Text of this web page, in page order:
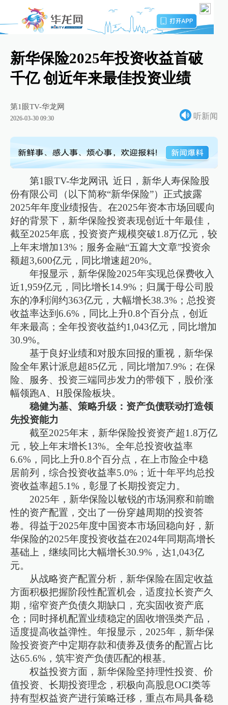
新华保险2025年投资收益首破
千亿 创近年来最佳投资业绩
第1眼TV-华龙网
2026-03-30 09:30 听新闻
第1眼TV-华龙网讯 近日，新华人寿保险股
份有限公司（以下简称“新华保险”）正式披露
2025年年度业绩报告。在2025年资本市场回暖向
好的背景下，新华保险投资表现创近十年最佳，
截至2025年底，投资资产规模突破1.8万亿元，较
上年末增加13%；服务金融“五篇大文章”投资余
额超3,600亿元，同比增速超20%。
年报显示，新华保险2025年实现总保费收入
近1,959亿元，同比增长14.9%；归属于母公司股
东的净利润约363亿元，大幅增长38.3%；总投资
收益率达到6.6%，同比上升0.8个百分点，创近
年来最高；全年投资收益约1,043亿元，同比增加
30.9%。
基于良好业绩和对股东回报的重视，新华保
险全年累计派息超85亿元，同比增加7.9%；在保
险、服务、投资三端同步发力的带领下，股价涨
幅领跑A、H股保险板块。
稳健为基、策略升级：资产负债联动打造领
先投资能力
截至2025年末，新华保险投资资产超1.8万亿
元，较上年末增长13%。全年总投资收益率
6.6%，同比上升0.8个百分点，在上市险企中稳
居前列，综合投资收益率5.0%；近十年平均总投
资收益率超5.1%，彰显了长期投资定力。
2025年，新华保险以敏锐的市场洞察和前瞻
性的资产配置，交出了一份穿越周期的投资答
卷。得益于2025年度中国资本市场回稳向好，新
华保险的2025年度投资收益在2024年同期高增长
基础上，继续同比大幅增长30.9%，达1,043亿
元。
从战略资产配置分析，新华保险在固定收益
方面积极把握阶段性配置机会，适度拉长资产久
期，缩窄资产负债久期缺口，充实固收资产底
仓；同时择机配置业绩稳定的固收增强类产品，
适度提高收益弹性。年报显示，2025年，新华保
险投资资产中定期存款和债券及债务的配置占比
达65.6%，筑牢资产负债匹配的根基。
权益投资方面，新华保险坚持理性投资、价
值投资、长期投资理念，积极向高股息OCI类等
持有型权益资产进行策略迁移，重点布局具备稳